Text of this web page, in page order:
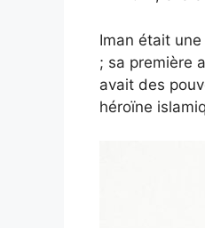
Iman était
; sa première
avait des
héroïne